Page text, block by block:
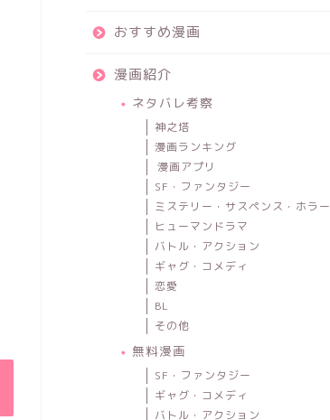
おすすめ漫画
漫画紹介
ネタバレ考察
神之塔
漫画ランキング
漫画アプリ
SF・ファンタジー
ミステリー・サスペンス・ホラー
ヒューマンドラマ
バトル・アクション
ギャグ・コメディ
恋愛
BL
その他
無料漫画
SF・ファンタジー
ギャグ・コメディ
バトル・アクション